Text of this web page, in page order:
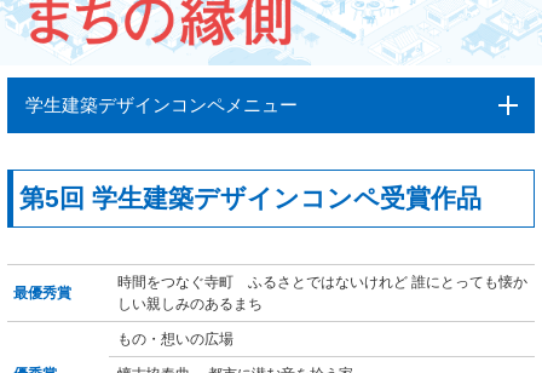
学生建築デザインコンペメニュー
第5回 学生建築デザインコンペ受賞作品
最優秀賞
時間をつなぐ寺町 ふるさとではないけれど 誰にとっても懐か
しい親しみのあるまち
もの・想いの広場